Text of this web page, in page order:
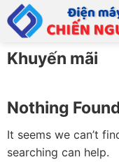
Skip
to
Khuyến mãi
Nothing
It seems we can’t
searching can help.